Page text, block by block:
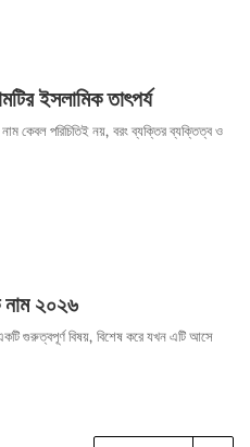
ইসলামিক তাৎপর্য
কেবল পরিচিতিই নয়, বরং ব্যক্তির ব্যক্তিত্ব ও
নাম ২০২৬
গুরুত্বপূর্ণ বিষয়, বিশেষ করে যখন এটি আসে